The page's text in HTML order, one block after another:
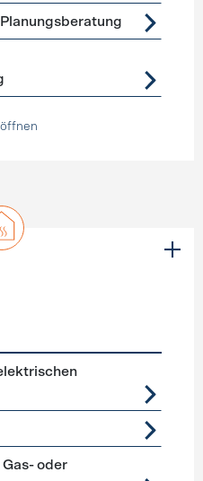
Gas- oder